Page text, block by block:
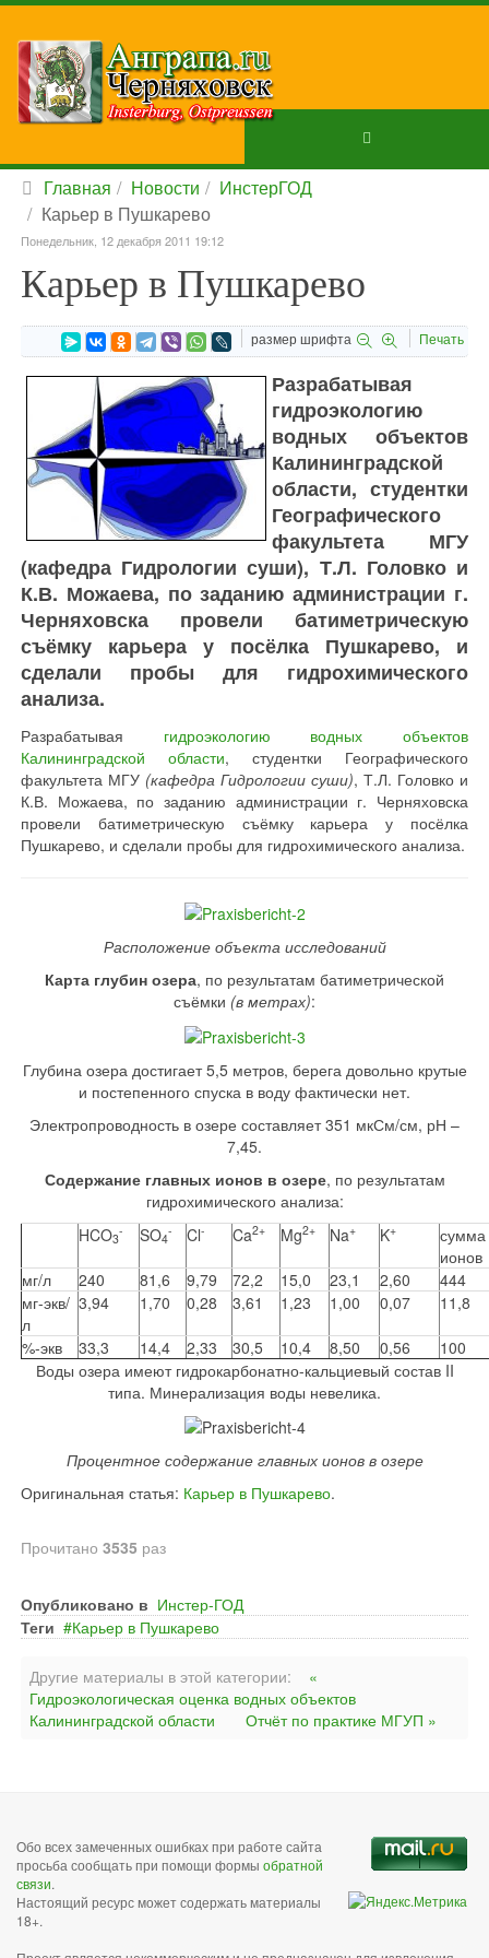
Главная Новости
ИнстерГОД
Карьер в Пушкарево
Понедельник, 12 декабря 2011 19:12
Карьер в Пушкарево
размер шрифта Печать
Разрабатывая
гидроэкологию
водных объектов
Калининградской
области, студентки
Географического
факультета МГУ
(кафедра Гидрологии суши), Т.Л. Головко и
К.В. Можаева, по заданию администрации г.
Черняховска провели батиметрическую
съёмку карьера у посёлка Пушкарево, и
сделали пробы для гидрохимического
анализа.
Разрабатывая гидроэкологию водных объектов
Калининградской области, студентки Географического
факультета МГУ (кафедра Гидрологии суши), Т.Л. Головко и
К.В. Можаева, по заданию администрации г. Черняховска
провели батиметрическую съёмку карьера у посёлка
Пушкарево, и сделали пробы для гидрохимического анализа.
Расположение объекта исследований
Карта глубин озера, по результатам батиметрической
съёмки (в метрах):
Глубина озера достигает 5,5 метров, берега довольно крутые
и постепенного спуска в воду фактически нет.
Электропроводность в озере составляет 351 мкСм/см, рН –
7,45.
Содержание главных ионов в озере, по результатам
гидрохимического анализа:
HCO3
- SO4
- Cl- Ca2+ Mg2+ Na+ K+
сумма
ионов
мг/л
240 81,6 9,79 72,2 15,0 23,1 2,60
444
мг-экв/
л
3,94 1,70 0,28 3,61 1,23 1,00 0,07 11,8
%-экв 33,3 14,4 2,33 30,5 10,4 8,50 0,56
100
Воды озера имеют гидрокарбонатно-кальциевый состав II
типа. Минерализация воды невелика.
Процентное содержание главных ионов в озере
Оригинальная статья: Карьер в Пушкарево.
Прочитано 3535 раз
Опубликовано в Инстер-ГОД
Теги
Карьер в Пушкарево
Другие материалы в этой категории:
«
Гидроэкологическая оценка водных объектов
Калининградской области
Отчёт по практике МГУП »
Обо всех замеченных ошибках при работе сайта
просьба сообщать при помощи формы обратной
связи.
Настоящий ресурс может содержать материалы
18+.